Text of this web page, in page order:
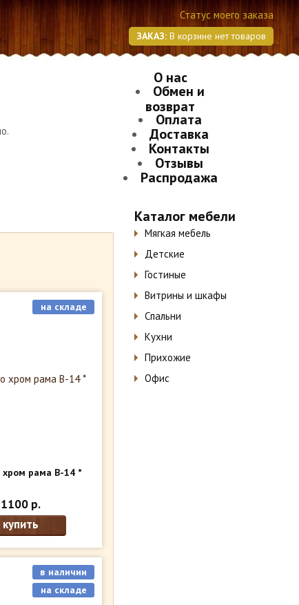
Статус моего заказа
ЗАКАЗ: В корзине нет товаров
О нас
Обмен и
возврат
Оплата
Доставка
Контакты
Отзывы
Распродажа
Каталог мебели
Мягкая мебель
Детские
Гостиные
Витрины и шкафы
Спальни
Кухни
Прихожие
Офис
хром рама В-14 *
на складе
1100 р.
купить
в наличии
на складе